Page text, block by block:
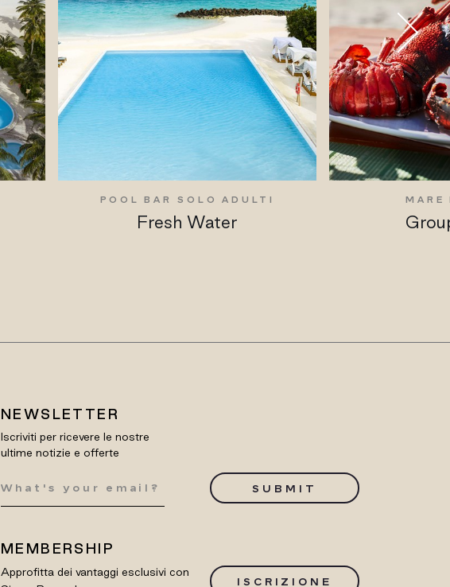
POOL BAR SOLO ADULTI
Fresh Water
MARE
NEWSLETTER
Iscriviti per ricevere le nostre
ultime notizie e offerte
SUBMIT
MEMBERSHIP
Approfitta dei vantaggi esclusivi con
ISCRIZIONE